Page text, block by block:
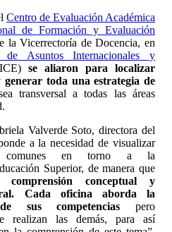
Centro de Evaluación Académica
de Formación y Evaluación
la Vicerrectoría de Docencia, en
de Asuntos Internacionales y
se aliaron para localizar
generar toda una estrategia de
transversal a todas las áreas
Valverde Soto, directora del
a la necesidad de visualizar
comunes en torno a la
Superior, de manera que
comprensión conceptual y
Cada oficina aborda la
sus competencias pero
realizan las demás, para así